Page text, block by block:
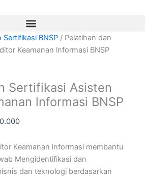
Sertifikasi BNSP / Pelatihan dan
Keamanan lnformasi BNSP
Sertifikasi Asisten
lnformasi BNSP
Keamanan lnformasi membantu
Mengidentifikasi dan
dan teknologi berdasarkan